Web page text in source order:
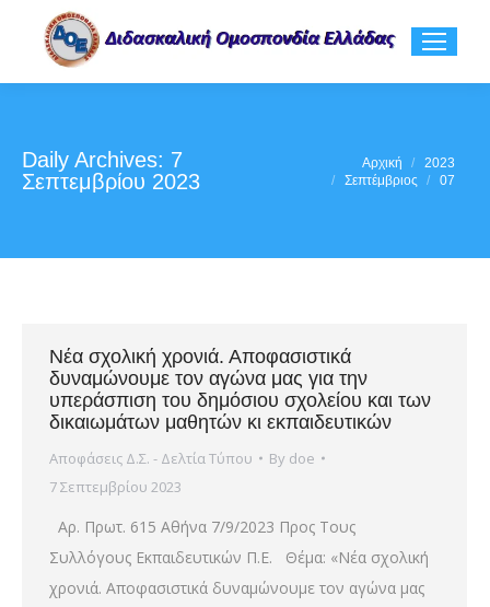
Daily Archives: 7
Σεπτεμβρίου 2023
You are here:Αρχική
2023
Σεπτέμβριος
07
Νέα σχολική χρονιά. Αποφασιστικά
δυναμώνουμε τον αγώνα μας για την
υπεράσπιση του δημόσιου σχολείου και των
δικαιωμάτων μαθητών κι εκπαιδευτικών
Αποφάσεις Δ.Σ. - Δελτία Τύπου By doe
7 Σεπτεμβρίου 2023
Αρ. Πρωτ. 615 Αθήνα 7/9/2023 Προς Τους
Συλλόγους Εκπαιδευτικών Π.Ε. Θέμα: «Νέα σχολική
χρονιά. Αποφασιστικά δυναμώνουμε τον αγώνα μας